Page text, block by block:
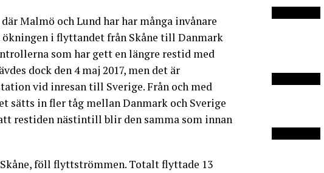
Malmö och Lund har har många invånare
i flyttandet från Skåne till Danmark
som har gett en längre restid med
dock den 4 maj 2017, men det är
vid inresan till Sverige. Från och med
sätts in fler tåg mellan Danmark och Sverige
restiden nästintill blir den samma som innan
föll flyttströmmen. Totalt flyttade 13